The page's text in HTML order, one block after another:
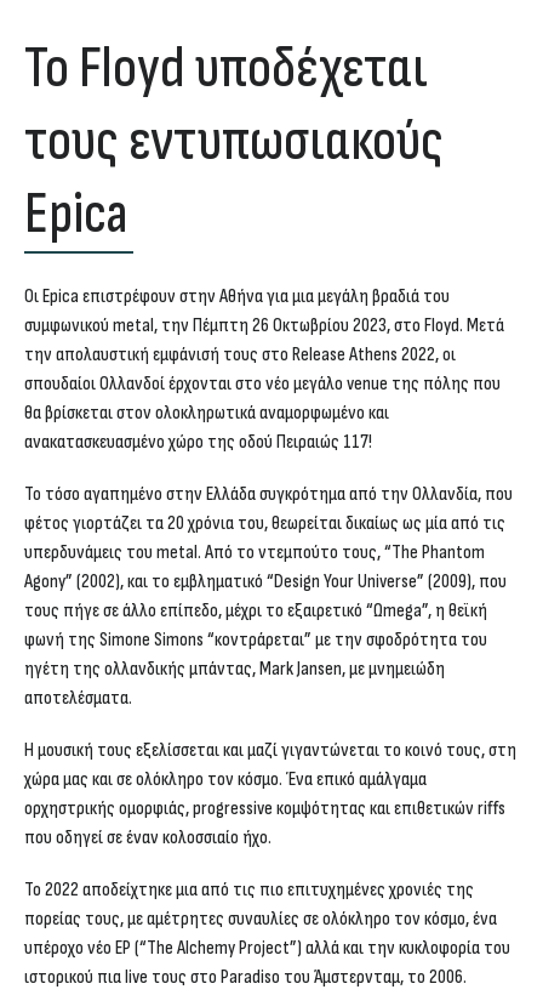
Το Floyd υποδέχεται
τους εντυπωσιακούς
Epica
ΟιEpica επιστρέφουν στην Αθήνα για μια μεγάλη βραδιά του
συμφωνικού metal, την Πέμπτη 26 Οκτωβρίου 2023, στο Floyd. Μετά
την απολαυστική εμφάνισή τους στο Release Athens 2022, οι
σπουδαίοι Ολλανδοί έρχονται στο νέο μεγάλο venue της πόλης που
θα βρίσκεται στον ολοκληρωτικά αναμορφωμένο και
ανακατασκευασμένο χώρο της οδού Πειραιώς 117!
Το τόσο αγαπημένο στην Ελλάδα συγκρότημα από την Ολλανδία, που
φέτος γιορτάζει τα 20 χρόνια του, θεωρείται δικαίως ως μία από τις
υπερδυνάμεις του metal. Από το ντεμπούτο τους, “The Phantom
Agony” (2002), και το εμβληματικό “Design Your Universe” (2009), που
τους πήγε σε άλλο επίπεδο, μέχρι το εξαιρετικό “Ωmega”, η θεϊκή
φωνή της Simone Simons “κοντράρεται” με την σφοδρότητα του
ηγέτη της ολλανδικής μπάντας, Mark Jansen, με μνημειώδη
αποτελέσματα.
Η μουσική τους εξελίσσεται και μαζί γιγαντώνεται το κοινό τους, στη
χώρα μας και σε ολόκληρο τον κόσμο. Ένα επικό αμάλγαμα
ορχηστρικής ομορφιάς, progressive κομψότητας και επιθετικών riffs
που οδηγεί σε έναν κολοσσιαίο ήχο.
Το 2022 αποδείχτηκε μια από τις πιο επιτυχημένες χρονιές της
πορείας τους, με αμέτρητες συναυλίες σε ολόκληρο τον κόσμο, ένα
υπέροχο νέο EP (“The Alchemy Project”) αλλά και την κυκλοφορία του
ιστορικού πια live τους στο Paradiso του Άμστερνταμ, το 2006.